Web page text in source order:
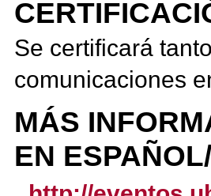
Se certificará
comunicaciones
MÁS
EN